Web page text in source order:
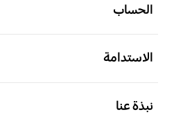
الحساب
الاستدامة
نبذة عنا